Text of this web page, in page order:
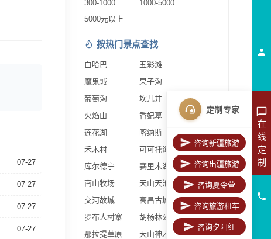
07-27
07-27
07-27
07-27
300-1000
1000-5000
5000元以上
按热门景点查找
白哈巴
五彩滩
魔鬼城
果子沟
葡萄沟
坎儿井
火焰山
香妃墓
莲花湖
喀纳斯
禾木村
可可托海
库尔德宁
赛里木湖
南山牧场
天山天池
交河故城
高昌古城
罗布人村寨
胡杨林公园
那拉提草原
天山神木园
在
线
定
制
定制专家
咨询新疆旅游
咨询出疆旅游
咨询夏令营
咨询旅游租车
咨询夕阳红